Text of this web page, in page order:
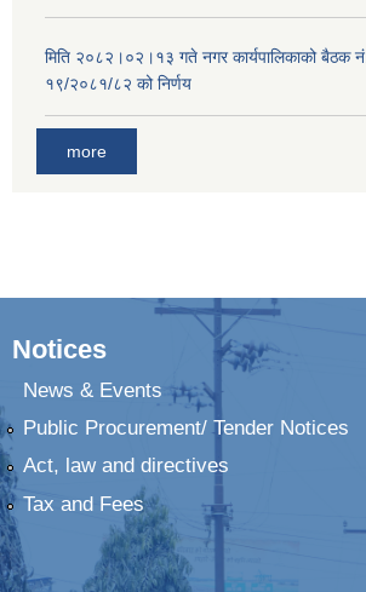
मिति २०८२।०२।१३ गते नगर कार्यपालिकाको बैठक नं.
१९/२०८१/८२ को निर्णय
more
Notices
News & Events
Public Procurement/ Tender Notices
Act, law and directives
Tax and Fees